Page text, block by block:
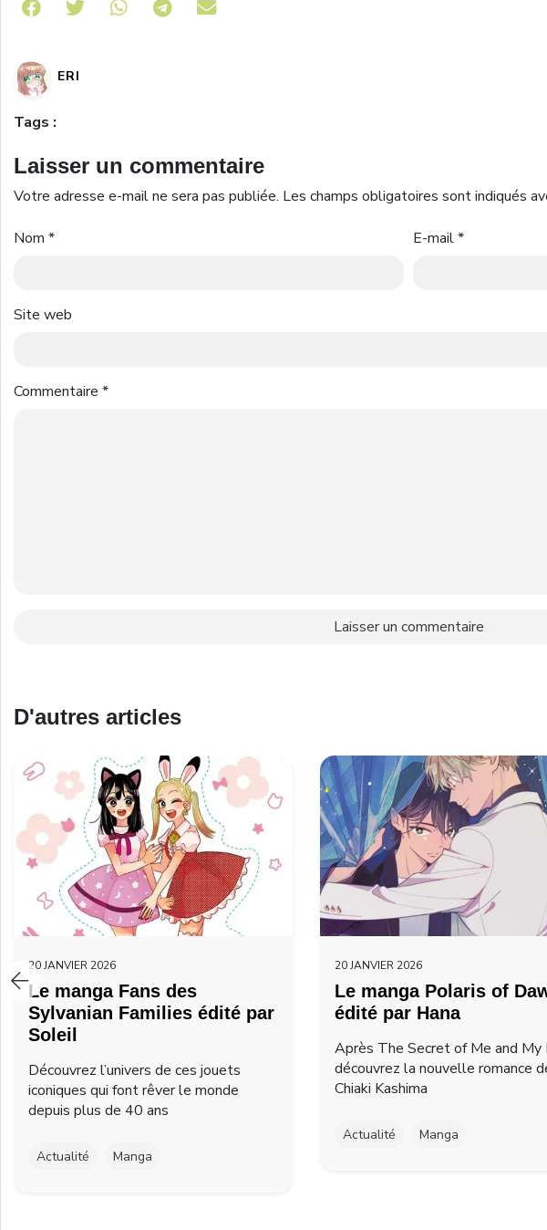
Share on Telegram
ERI
Tags :
Laisser un commentaire
Votre adresse e-mail ne sera pas publiée. Les champs obligatoires sont indiqués
Nom * E-mail*
Site web
Commentaire *
D'autres articles
20 JANVIER 2026
Le manga Fans des
Sylvanian Families édité par
Soleil
Découvrez l’univers de ces jouets
iconiques qui font rêver le monde
depuis plus de 40 ans
Actualité Manga
20 JANVIER 2026
Le manga Polaris of
édité par Hana
Après The Secret of Me and My
découvrez la nouvelle romance
Chiaki Kashima
Actualité Manga